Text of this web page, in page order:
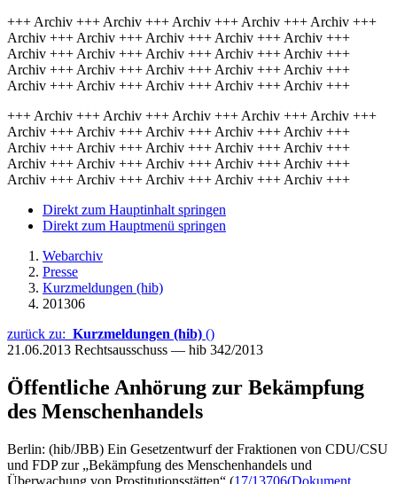
+++ Archiv +++ Archiv +++ Archiv +++ Archiv +++ Archiv +++
Archiv +++ Archiv +++ Archiv +++ Archiv +++ Archiv +++
Archiv +++ Archiv +++ Archiv +++ Archiv +++ Archiv +++
Archiv +++ Archiv +++ Archiv +++ Archiv +++ Archiv +++
Archiv +++ Archiv +++ Archiv +++ Archiv +++ Archiv +++
+++ Archiv +++ Archiv +++ Archiv +++ Archiv +++ Archiv +++
Archiv +++ Archiv +++ Archiv +++ Archiv +++ Archiv +++
Archiv +++ Archiv +++ Archiv +++ Archiv +++ Archiv +++
Archiv +++ Archiv +++ Archiv +++ Archiv +++ Archiv +++
Archiv +++ Archiv +++ Archiv +++ Archiv +++ Archiv +++
Direkt zum Hauptinhalt springen
Direkt zum Hauptmenü springen
Webarchiv
Presse
Kurzmeldungen (hib)
201306
zurück zu: Kurzmeldungen (hib) ()
21.06.2013 Rechtsausschuss — hib 342/2013
Öffentliche Anhörung zur Bekämpfung
des Menschenhandels
Berlin: (hib/JBB) Ein Gesetzentwurf der Fraktionen von CDU/CSU
und FDP zur „Bekämpfung des Menschenhandels und
Überwachung von Prostitutionsstätten“ (17/13706(Dokument,